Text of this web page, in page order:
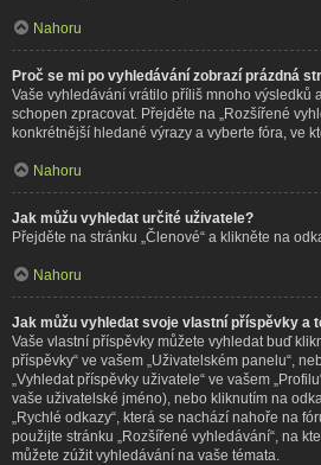
Nahoru
Proč se mi po vyhledávání zobrazí prázdná
Vaše vyhledávání vrátilo příliš mnoho výsledků
schopen zpracovat. Přejděte na „Rozšířené
konkrétnější hledané výrazy a vyberte fóra, ve
Nahoru
Jak můžu vyhledat určité uživatele?
Přejděte na stránku „Členové“ a klikněte na
Nahoru
Jak můžu vyhledat svoje vlastní příspěvky a
Vaše vlastní příspěvky můžete vyhledat buď
příspěvky“ ve vašem „Uživatelském panelu“,
„Vyhledat příspěvky uživatele“ ve vašem
vaše uživatelské jméno), nebo kliknutím na
„Rychlé odkazy“, která se nachází nahoře na
použijte stránku „Rozšířené vyhledávání“, na
můžete zúžit vyhledávání na vaše témata.